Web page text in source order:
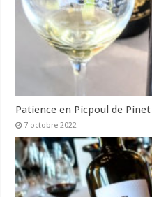
Patience en Picpoul de Pinet
7 octobre 2022